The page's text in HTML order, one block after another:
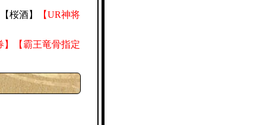
桜酒】 【UR神将
】【霸王竜骨指定